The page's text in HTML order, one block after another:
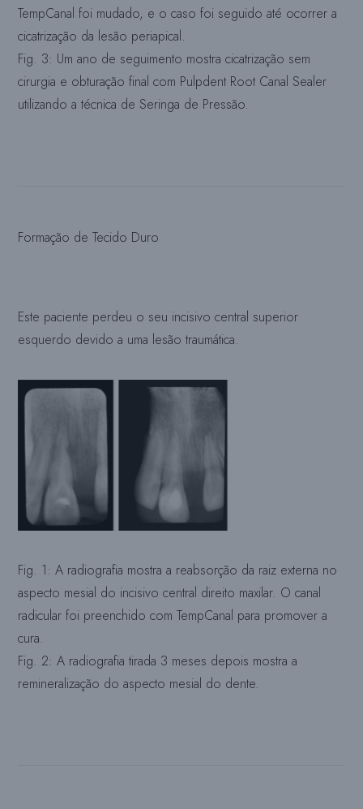
TempCanal foi mudado, e o caso foi seguido até ocorrer a
cicatrização da lesão periapical.
Fig. 3: Um ano de seguimento mostra cicatrização sem
cirurgia e obturação final com Pulpdent Root Canal Sealer
utilizando a técnica de Seringa de Pressão.
Formação de Tecido Duro
Este paciente perdeu o seu incisivo central superior
esquerdo devido a uma lesão traumática.
Fig. 1: A radiografia mostra a reabsorção da raiz externa no
aspecto mesial do incisivo central direito maxilar. O canal
radicular foi preenchido com TempCanal para promover a
cura.
Fig. 2: A radiografia tirada 3 meses depois mostra a
remineralização do aspecto mesial do dente.